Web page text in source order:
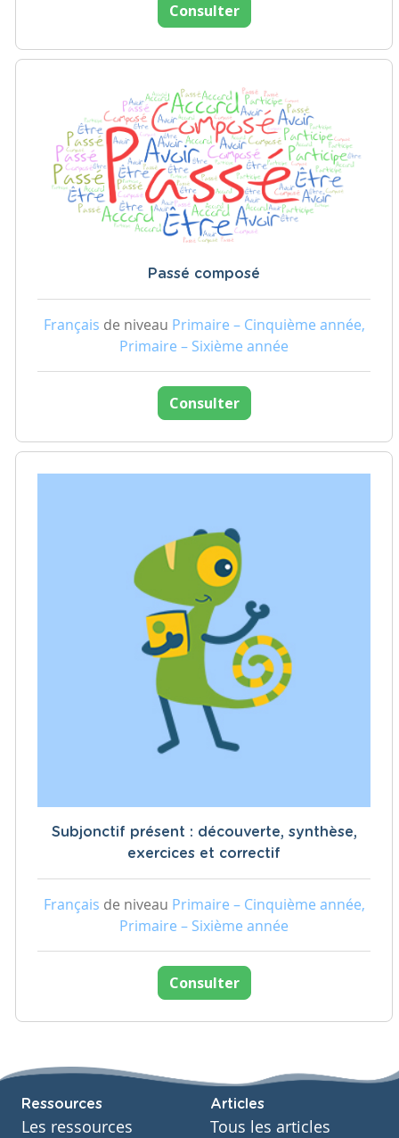
Consulter
Passé composé
Français de niveau Primaire – Cinquième année,
Primaire – Sixième année
Consulter
Subjonctif présent : découverte, synthèse,
exercices et correctif
Français de niveau Primaire – Cinquième année,
Primaire – Sixième année
Consulter
Ressources
Les ressources
Articles
Tous les articles